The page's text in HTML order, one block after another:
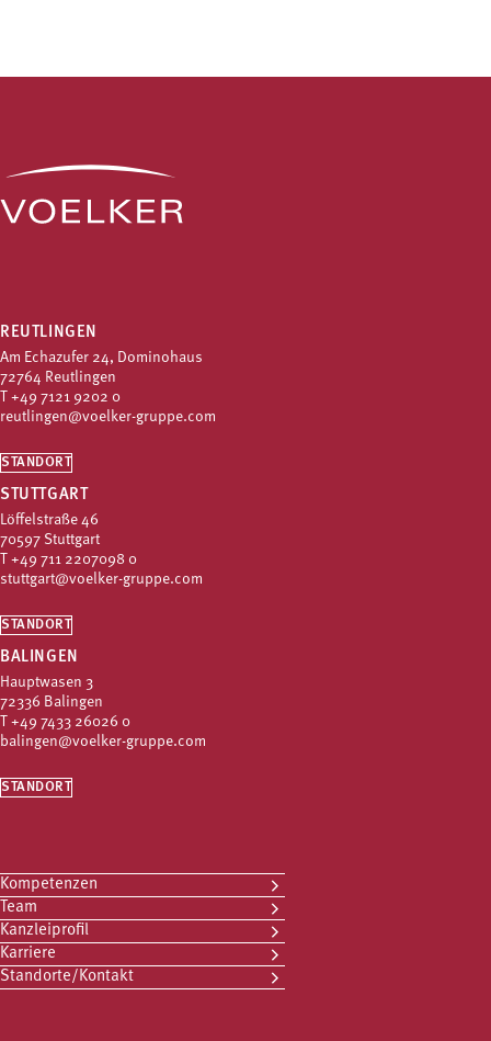
REUTLINGEN
Am Echazufer 24, Dominohaus
72764 Reutlingen
+49 7121 9202 0
reutlingen@voelker-gruppe.com
STANDORT
STUTTGART
Löffelstraße 46
70597 Stuttgart
+49 711 2207098 0
stuttgart@voelker-gruppe.com
STANDORT
BALINGEN
Hauptwasen 3
72336 Balingen
+49 7433 26026 0
balingen@voelker-gruppe.com
STANDORT
Kompetenzen
Team
Kanzleiprofil
Karriere
Standorte/Kontakt